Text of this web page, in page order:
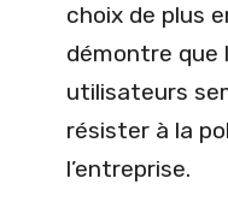
choix de plus
démontre que
utilisateurs
résister à la
l’entreprise.